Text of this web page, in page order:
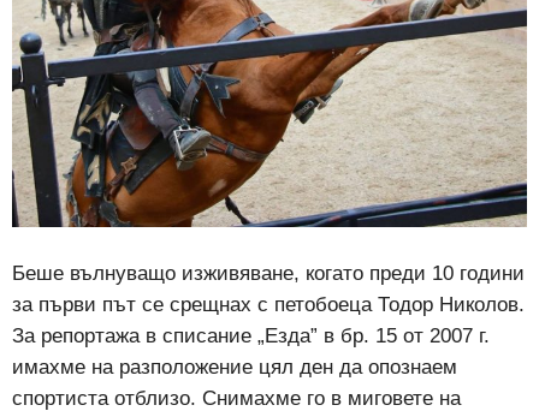
Беше вълнуващо изживяване, когато преди 10 години
за първи път се срещнах с петобоеца Тодор Николов.
За репортажа в списание „Езда” в бр. 15 от 2007 г.
имахме на разположение цял ден да опознаем
спортиста отблизо. Снимахме го в миговете на